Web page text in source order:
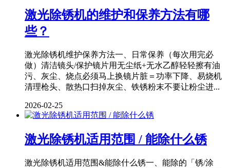
激光除锈机的维护和保养方法有哪
些？
激光除锈机维护保养方法一、日常保养（每次用完必
做）清洁镜头/保护镜片用无尘纸+无水乙醇轻轻擦有油
污、灰尘、烧点必须马上换镜片脏＝功率下降、易烧机
清理枪头、散热口扫掉灰尘、铁锈粉末不要让粉尘进...
2026-02-25
激光除锈机适用范围 / 能除什么锈
激光除锈机适用范围&能除什么锈一、能除的「锈/涂